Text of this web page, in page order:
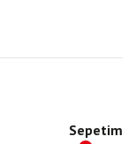
Sepetim